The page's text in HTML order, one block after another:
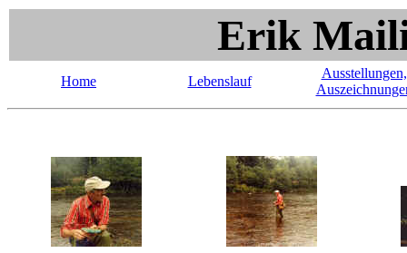
Erik
Home Lebenslauf
Ausstellungen,